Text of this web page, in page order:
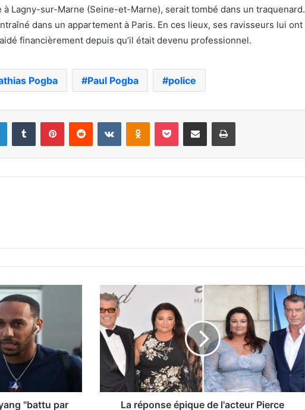
Lagny-sur-Marne (Seine-et-Marne), serait tombé dans un traquenard.
dans un appartement à Paris. En ces lieux, ses ravisseurs lui ont
financièrement depuis qu’il était devenu professionnel.
Pogba Paul Pogba police
LinkedinTumblr PinterestReddit VKontakteOdnoklassniki
Pocket Partager par email Imprimer
"battu par La réponse épique de l'acteur Pierce